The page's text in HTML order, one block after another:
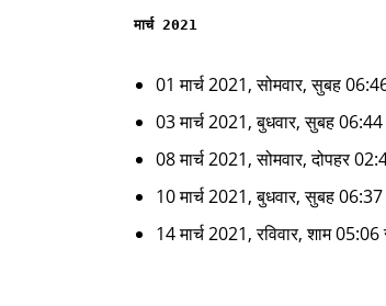
मार्च 2021
01 मार्च 2021, सोमवार, सुबह
03 मार्च 2021, बुधवार, सुबह
08 मार्च 2021, सोमवार, दोपहर
10 मार्च 2021, बुधवार, सुबह
14 मार्च 2021, रविवार, शाम